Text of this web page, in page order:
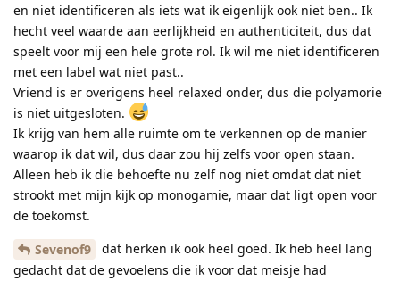
en niet identificeren als iets wat ik eigenlijk ook niet ben.. Ik
hecht veel waarde aan eerlijkheid en authenticiteit, dus dat
speelt voor mij een hele grote rol. Ik wil me niet identificeren
met een label wat niet past..
Vriend is er overigens heel relaxed onder, dus die polyamorie
is niet uitgesloten.
Ik krijg van hem alle ruimte om te verkennen op de manier
waarop ik dat wil, dus daar zou hij zelfs voor open staan.
Alleen heb ik die behoefte nu zelf nog niet omdat dat niet
strookt met mijn kijk op monogamie, maar dat ligt open voor
de toekomst.
Sevenof9
dat herken ik ook heel goed. Ik heb heel lang
gedacht dat de gevoelens die ik voor dat meisje had